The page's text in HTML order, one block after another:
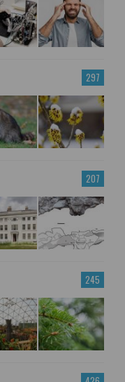
297
207
245